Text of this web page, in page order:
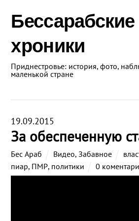
Бессарабские
хроники
Приднестровье: история, фото,
маленькой стране
19.09.2015
За обеспеченную
Бес Араб Видео,Забавное
пиар, ПМР, политики 0